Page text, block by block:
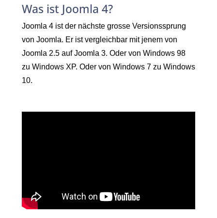
Kann ich Joomla 3 auf Joomla 4
aktualisieren?
MUSS ich denn auf Joomla 4
aktualisieren?
Was ist Joomla 4?
Joomla 4 ist der nächste grosse Versionssprung
von Joomla. Er ist vergleichbar mit jenem von
Joomla 2.5 auf Joomla 3. Oder von Windows 98
zu Windows XP. Oder von Windows 7 zu Windows
10.